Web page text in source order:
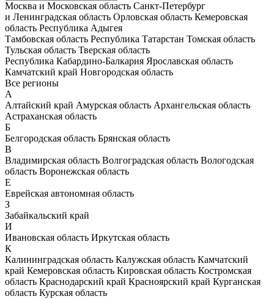
Москва и Московская область Санкт-Петербург
и Ленинградская область Орловская область Кемеровская
область Республика Адыгея
Тамбовская область Республика Татарстан Томская область
Тульская область Тверская область
Республика Кабардино-Балкария Ярославская область
Камчатский край Новгородская область
Все регионы
А
Алтайский край Амурская область Архангельская область
Астраханская область
Б
Белгородская область Брянская область
В
Владимирская область Волгоградская область Вологодская
область Воронежская область
Е
Еврейская автономная область
З
Забайкальский край
И
Ивановская область Иркутская область
К
Калининградская область Калужская область Камчатский
край Кемеровская область Кировская область Костромская
область Краснодарский край Красноярский край Курганская
область Курская область